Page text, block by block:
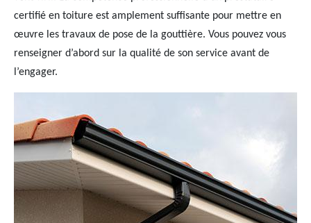
certifié en toiture est amplement suffisante pour mettre en
œuvre les travaux de pose de la gouttière. Vous pouvez vous
renseigner d’abord sur la qualité de son service avant de
l’engager.